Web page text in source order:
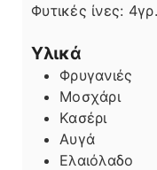
Φυτικές ίνες: 4γρ.
Υλικά
Φρυγανιές
Μοσχάρι
Κασέρι
Αυγά
Ελαιόλαδο